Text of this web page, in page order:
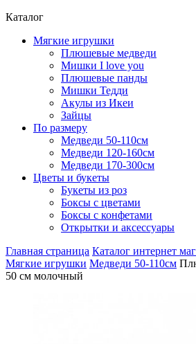
Каталог
Мягкие игрушки
Плюшевые медведи
Мишки I love you
Плюшевые панды
Мишки Тедди
Акулы из Икеи
Зайцы
По размеру
Медведи 50-110см
Медведи 120-160см
Медведи 170-300см
Цветы и букеты
Букеты из роз
Боксы с цветами
Боксы с конфетами
Открытки и аксессуары
Главная страница Каталог интернет
Мягкие игрушки Медведи 50-110см
50 см молочный